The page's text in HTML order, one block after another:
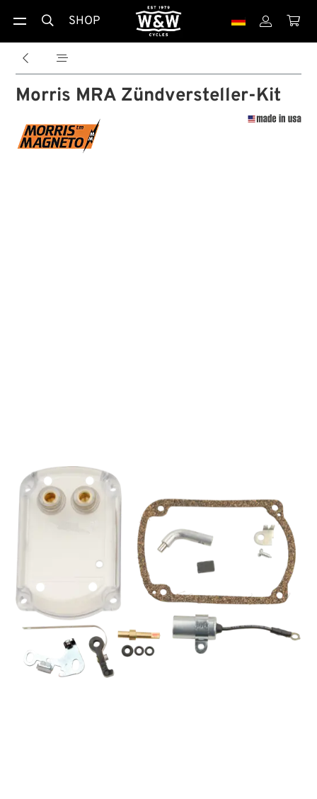
 SHOP  
 
Morris MRA Zündversteller-Kit